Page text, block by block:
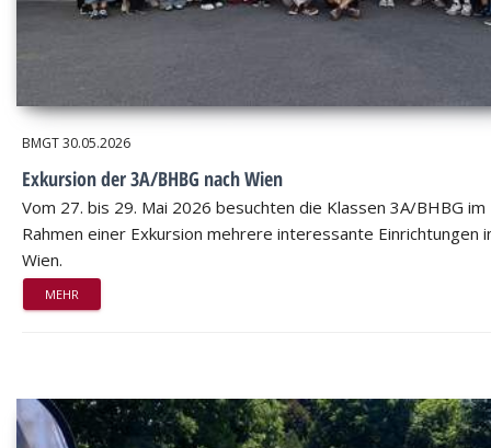
BMGT30.05.2026
Exkursion der 3A/BHBG nach Wien
Vom 27. bis 29. Mai 2026 besuchten die Klassen 3A/BHBG im
Rahmen einer Exkursion mehrere interessante Einrichtungen
Wien.
MEHR